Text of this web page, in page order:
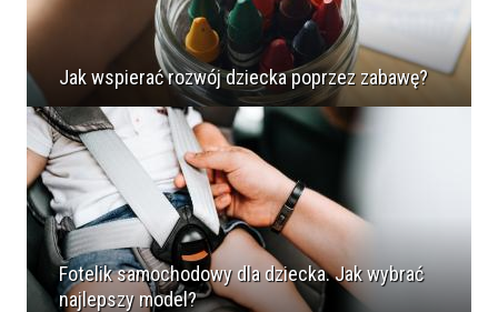
Jak wspierać rozwój dziecka poprzez zabawę?
Fotelik samochodowy dla dziecka. Jak wybrać
najlepszy model?